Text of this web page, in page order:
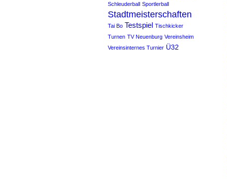
Schleuderball Sportlerball
Stadtmeisterschaften
Tai Bo Testspiel Tischkicker
Turnen TV Neuenburg Vereinsheim
Vereinsinternes Turnier Ü32